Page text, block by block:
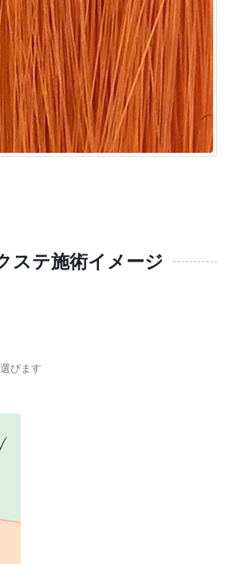
ステ施術イメージ
びます